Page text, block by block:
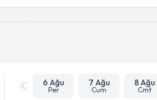
6 Ağu
Per
7 Ağu
Cum
8 Ağu
Cmt